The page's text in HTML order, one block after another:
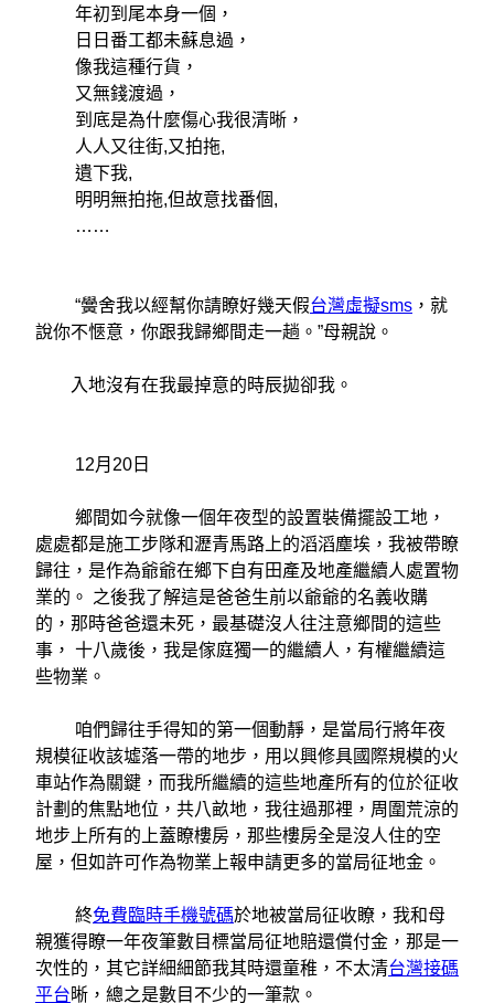
年初到尾本身一個，
日日番工都未蘇息過，
像我這種行貨，
又無錢渡過，
到底是為什麼傷心我很清晰，
人人又往街,又拍拖,
遺下我,
明明無拍拖,但故意找番個,
……
“黌舍我以經幫你請瞭好幾天假台灣虛擬sms ，就
說你不愜意，你跟我歸鄉間走一趟。”母親說。
入地沒有在我最掉意的時辰拋卻我。
12月20日
鄉間如今就像一個年夜型的設置裝備擺設工地，
處處都是施工步隊和瀝青馬路上的滔滔塵埃，我被帶瞭
歸往，是作為爺爺在鄉下自有田產及地產繼續人處置物
業的。 之後我了解這是爸爸生前以爺爺的名義收購
的，那時爸爸還未死，最基礎沒人往注意鄉間的這些
事， 十八歲後，我是傢庭獨一的繼續人，有權繼續這
些物業。
咱們歸往手得知的第一個動靜，是當局行將年夜
規模征收該墟落一帶的地步，用以興修具國際規模的火
車站作為關鍵，而我所繼續的這些地產所有的位於征收
計劃的焦點地位，共八畝地，我往過那裡，周圍荒涼的
地步上所有的上蓋瞭樓房，那些樓房全是沒人住的空
屋，但如許可作為物業上報申請更多的當局征地金。
終免費臨時手機號碼於地被當局征收瞭，我和母
親獲得瞭一年夜筆數目標當局征地賠還償付金，那是一
次性的，其它詳細細節我其時還童稚，不太清台灣接碼
平台晰，總之是數目不少的一筆款。